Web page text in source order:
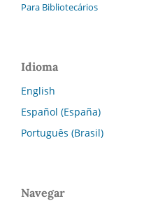
Para Bibliotecários
Idioma
English
Español (España)
Português (Brasil)
Navegar